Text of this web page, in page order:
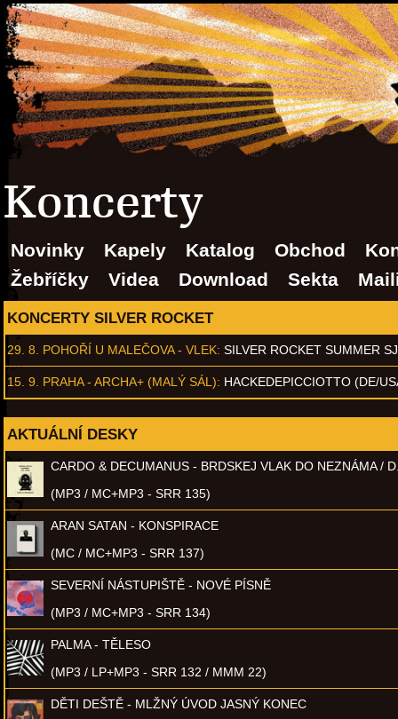
Koncerty
Novinky Kapely Katalog Obchod
Žebříčky
Videa Download Sekta
KONCERTY SILVER ROCKET
29. 8. POHOŘÍ U MALEČOVA - VLEK: SILVER ROCKET SUMMER
15. 9. PRAHA - ARCHA+ (MALÝ SÁL): HACKEDEPICCIOTTO (DE/
AKTUÁLNÍ DESKY
CARDO & DECUMANUS - BRDSKEJ VLAK DO NEZNÁMA /
(MP3 / MC+MP3 - SRR 135)
ARAN SATAN - KONSPIRACE
(MC / MC+MP3 - SRR 137)
SEVERNÍ NÁSTUPIŠTĚ - NOVÉ PÍSNĚ
(MP3 / MC+MP3 - SRR 134)
PALMA - TĚLESO
(MP3 / LP+MP3 - SRR 132 / MMM 22)
DĚTI DEŠTĚ - MLŽNÝ ÚVOD JASNÝ KONEC